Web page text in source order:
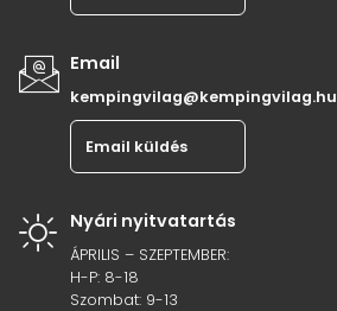
Email
kempingvilag@kempingvilag.hu
Email küldés
Nyári nyitvatartás
ÁPRILIS – SZEPTEMBER:
H-P: 8-18
Szombat: 9-13